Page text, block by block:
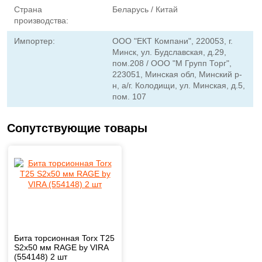
Страна
производства:
Беларусь / Китай
Импортер:
ООО "ЕКТ Компани", 220053, г.
Минск, ул. Будславская, д.29,
пом.208 / ООО "М Групп Торг",
223051, Минская обл, Минский р-
н, а/г. Колодищи, ул. Минская, д.5,
пом. 107
Сопутствующие товары
Бита торсионная Torx T25
S2x50 мм RAGE by VIRA
(554148) 2 шт